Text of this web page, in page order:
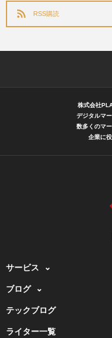
RSS購読
株式会社
デジタルマ
数多くのマ
企業に
サービス
ブログ
テックブログ
ライター一覧